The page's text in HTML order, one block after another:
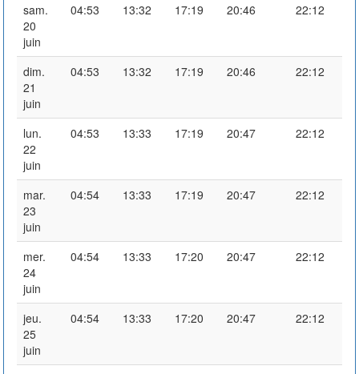
sam.
20
juin
04:53 13:32 17:19 20:46 22:12
dim.
21
juin
04:53 13:32 17:19 20:46 22:12
lun.
22
juin
04:53 13:33 17:19 20:47 22:12
mar.
23
juin
04:54 13:33 17:19 20:47 22:12
mer.
24
juin
04:54 13:33 17:20 20:47 22:12
jeu.
25
juin
04:54 13:33 17:20 20:47 22:12